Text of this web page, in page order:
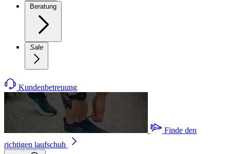
Beratung
Sale
Kundenbetreuung
Finde den
richtigen laufschuh